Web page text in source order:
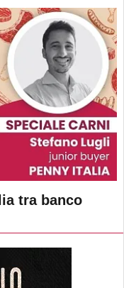
tra banco